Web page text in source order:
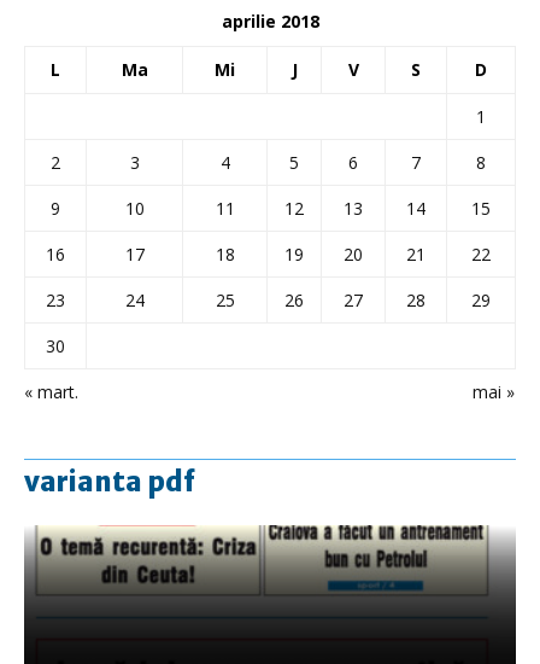
aprilie 2018
L Ma Mi J V S D
« mart. mai »
1
2
3 4 5 6 7
8
9
10 11 12 13 14
15
16
17 18 19 20 21
22
23
24 25 26 27 28
29
30
varianta pdf